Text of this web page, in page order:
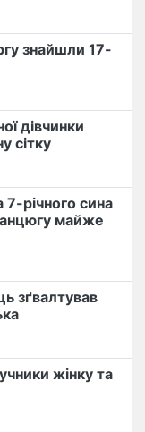
знайшли 17-
дівчинки
сітку
річного сина
майже
️зґвалтував
жінку та